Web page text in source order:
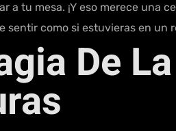
a tu mesa. ¡Y eso merece una
sentir como si estuvieras en un
De